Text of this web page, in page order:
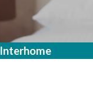
Interhome